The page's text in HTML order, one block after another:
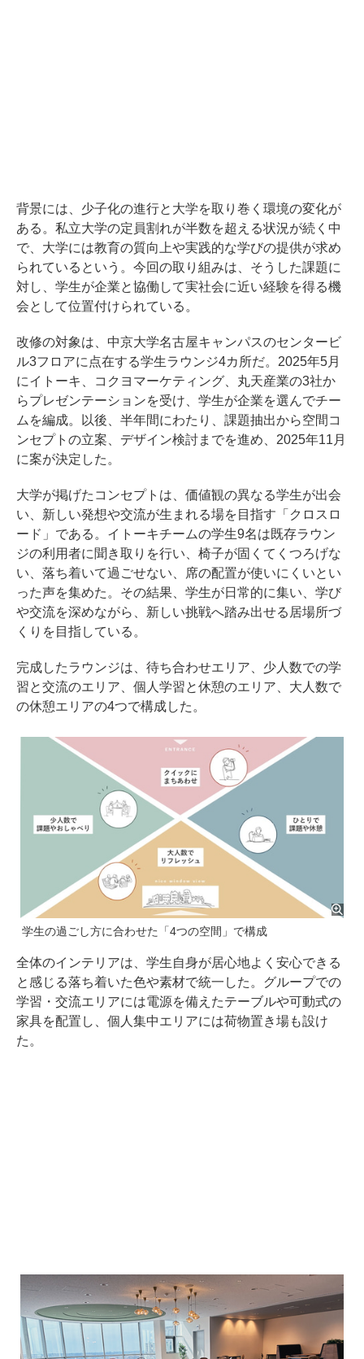
背景には、少子化の進行と大学を取り巻く環境の変化が
ある。私立大学の定員割れが半数を超える状況が続く中
で、大学には教育の質向上や実践的な学びの提供が求め
られているという。今回の取り組みは、そうした課題に
対し、学生が企業と協働して実社会に近い経験を得る機
会として位置付けられている。
改修の対象は、中京大学名古屋キャンパスのセンタービ
ル3フロアに点在する学生ラウンジ4カ所だ。2025年5月
にイトーキ、コクヨマーケティング、丸天産業の3社か
らプレゼンテーションを受け、学生が企業を選んでチー
ムを編成。以後、半年間にわたり、課題抽出から空間コ
ンセプトの立案、デザイン検討までを進め、2025年11月
に案が決定した。
大学が掲げたコンセプトは、価値観の異なる学生が出会
い、新しい発想や交流が生まれる場を目指す「クロスロ
ード」である。イトーキチームの学生9名は既存ラウン
ジの利用者に聞き取りを行い、椅子が固くてくつろげな
い、落ち着いて過ごせない、席の配置が使いにくいとい
った声を集めた。その結果、学生が日常的に集い、学び
や交流を深めながら、新しい挑戦へ踏み出せる居場所づ
くりを目指している。
完成したラウンジは、待ち合わせエリア、少人数での学
習と交流のエリア、個人学習と休憩のエリア、大人数で
の休憩エリアの4つで構成した。
学生の過ごし方に合わせた「4つの空間」で構成
全体のインテリアは、学生自身が居心地よく安心できる
と感じる落ち着いた色や素材で統一した。グループでの
学習・交流エリアには電源を備えたテーブルや可動式の
家具を配置し、個人集中エリアには荷物置き場も設け
た。